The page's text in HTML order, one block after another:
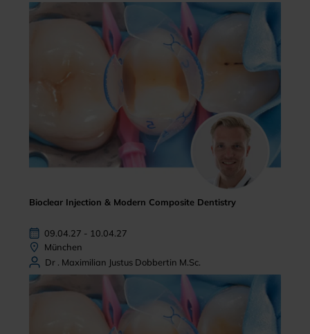
Bioclear Injection & Modern Composite Dentistry
09.04.27 - 10.04.27
München
Dr . Maximilian Justus Dobbertin M.Sc.